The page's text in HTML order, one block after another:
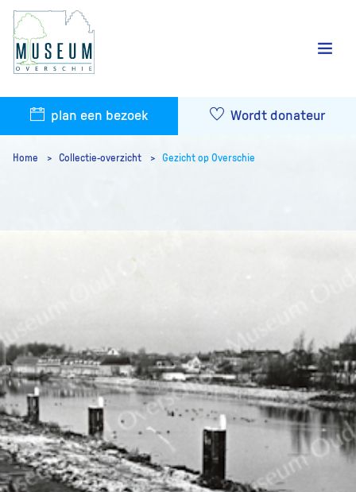
plan een bezoek Wordt donateur
Home Collectie-overzicht Gezicht op Overschie